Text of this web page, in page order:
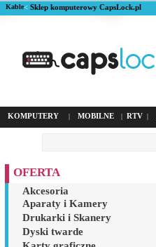
Kable< Sklep komputerowy CapsLock.pl
KOMPUTERY | MOBILNE | RTV |
OFERTA
Akcesoria
Aparaty i Kamery
Drukarki i Skanery
Dyski twarde